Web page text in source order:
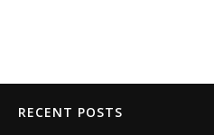
RECENT POSTS